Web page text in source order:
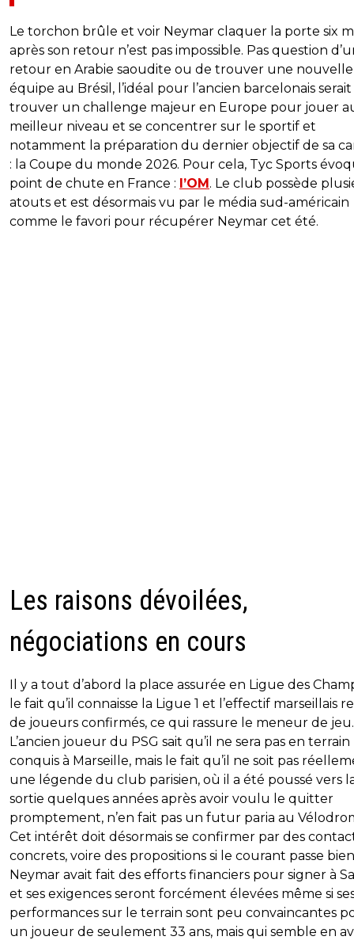
Le torchon brûle et voir Neymar claquer la porte six
après son retour n’est pas impossible. Pas question
retour en Arabie saoudite ou de trouver une nouvelle
équipe au Brésil, l’idéal pour l’ancien barcelonais
trouver un challenge majeur en Europe pour jouer
meilleur niveau et se concentrer sur le sportif et
notamment la préparation du dernier objectif de sa
: la Coupe du monde 2026. Pour cela, Tyc Sports
point de chute en France : l’OM . Le club possède
atouts et est désormais vu par le média sud-américain
comme le favori pour récupérer Neymar cet été.
Les raisons dévoilées,
négociations en cours
Il y a tout d’abord la place assurée en Ligue des
le fait qu’il connaisse la Ligue 1 et l’effectif marseillais
de joueurs confirmés, ce qui rassure le meneur de jeu.
L’ancien joueur du PSG sait qu’il ne sera pas en terrain
conquis à Marseille, mais le fait qu’il ne soit pas
une légende du club parisien, où il a été poussé vers
sortie quelques années après avoir voulu le quitter
promptement, n’en fait pas un futur paria au
Cet intérêt doit désormais se confirmer par des
concrets, voire des propositions si le courant passe
Neymar avait fait des efforts financiers pour signer à
et ses exigences seront forcément élevées même si
performances sur le terrain sont peu convaincantes
un joueur de seulement 33 ans, mais qui semble en